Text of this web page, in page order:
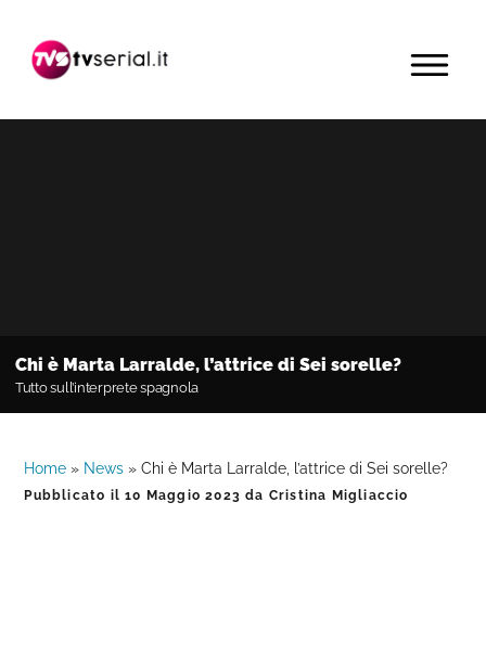
navigazione
contenuto
barra
primaria
MENU
Chi è Marta Larralde, l’attrice di Sei sorelle?
Tutto sull’interprete spagnola
Home » News »Chi è Marta Larralde, l’attrice di Sei sorelle?
Pubblicato il10 Maggio 2023 da Cristina Migliaccio